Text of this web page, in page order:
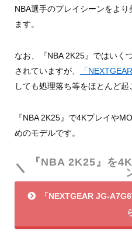
NBA選手のプレイシーンをよ
ます。
なお、『NBA 2K25』ではいく
されていますが、
「
しても処理落ち等をほとんど起
『NBA 2K25』で4Kプレイや
めのモデルです。
『NBA 2K25』を
「NEXTGEAR JG-